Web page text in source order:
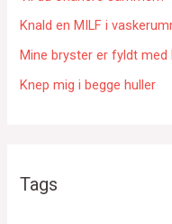
:Knald en MILF i
Mine bryster er fyldt
Knep mig i begge huller
Tags